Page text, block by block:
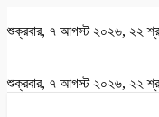
শুক্রবার, ৭ আগস্ট ২০২৬, ২২
শুক্রবার, ৭ আগস্ট ২০২৬, ২২